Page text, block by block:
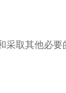
采取其他必